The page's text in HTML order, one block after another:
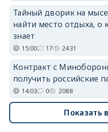
Тайный дворик на
найти место отдыха, о
знает
15:00 17 2431
Контракт с
получить российские
14:03 0 2088
Показать